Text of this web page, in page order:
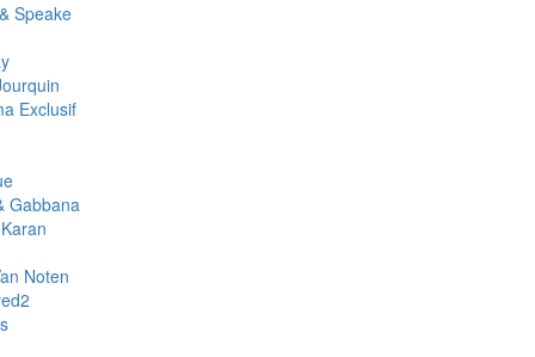
Speake
Exclusif
Gabbana
Noten